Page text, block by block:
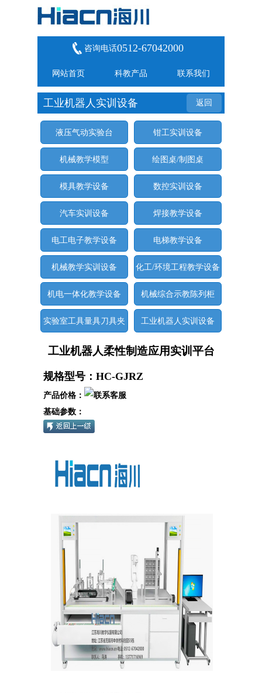
咨询电话0512-67042000
网站首页 科教产品 联系我们
返回
工业机器人实训设备
液压气动实验台 钳工实训设备
机械教学模型 绘图桌/制图桌
模具教学设备 数控实训设备
汽车实训设备 焊接教学设备
电工电子教学设备 电梯教学设备
机械教学实训设备 化工/环境工程教学设备
机电一体化教学设备 机械综合示教陈列柜
实验室工具量具刀具夹
具
工业机器人实训设备
工业机器人柔性制造应用实训平台
规格型号：HC-GJRZ
产品价格：
基础参数：